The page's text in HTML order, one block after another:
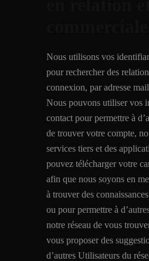
Nous utilisons vos
pour rechercher des
connexion, par adresse
Nous pouvons utiliser vos
contact pour permettre à
de trouver votre compte,
services tiers et des
pouvez télécharger votre
afin que nous soyons en
à trouver des
ou pour permettre à
notre réseau de vous
vous proposer des
d’autres Utilisateurs du